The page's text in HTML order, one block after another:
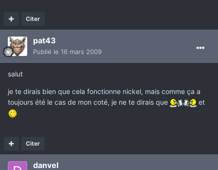
Citer
pat43
Publié le 16 mars 2009
salut
je te dirais bien que cela fonctionne nickel, mais comme ça a
toujours été le cas de mon coté, je ne te dirais que
et
Citer
danvel